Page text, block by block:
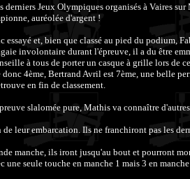
derniers Jeux Olympiques organisés à Vaires
auréolée d'argent !
essayé et, bien que classé au pied du podium,
involontaire durant l'épreuve, il a du être
à tous de porter un casque à grille lors de
4ème, Bertrand Avril est 7ème, une belle
en fin de classement.
slalomée pure, Mathis va connaître
leur embarcation. Ils ne franchiront pas les
manche, ils iront jusqu'au bout et pourront
une seule touche en manche 1 mais 3 en